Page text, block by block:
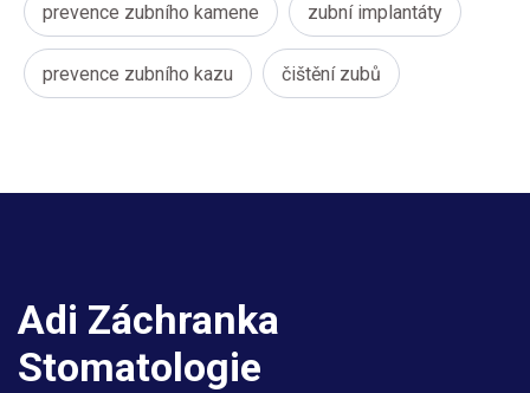
prevence zubního kamene zubní implantáty
prevence zubního kazu čištění zubů
Adi Záchranka
Stomatologie